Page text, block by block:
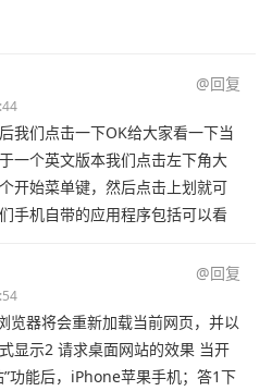
@回复
我们点击一下OK给大家看一下当
一个英文版本我们点击左下角大
开始菜单键，然后点击上划就可
手机自带的应用程序包括可以看
@回复
览器将会重新加载当前网页，并以
显示2 请求桌面网站的效果 当开
”功能后，iPhone苹果手机；答1下